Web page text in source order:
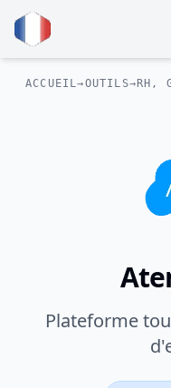
ACCUEIL→OUTILS→ RH,
Plateforme